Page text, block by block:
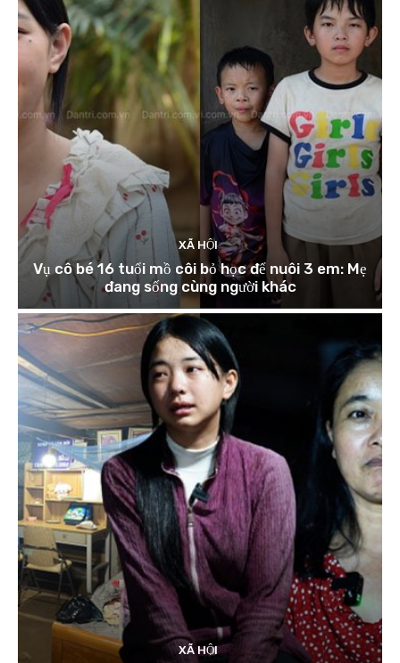
XÃ HỘI
Vụ cô bé 16 tuổi mồ côi bỏ học để nuôi 3 em: Mẹ
đang sống cùng người khác
XÃ HỘI